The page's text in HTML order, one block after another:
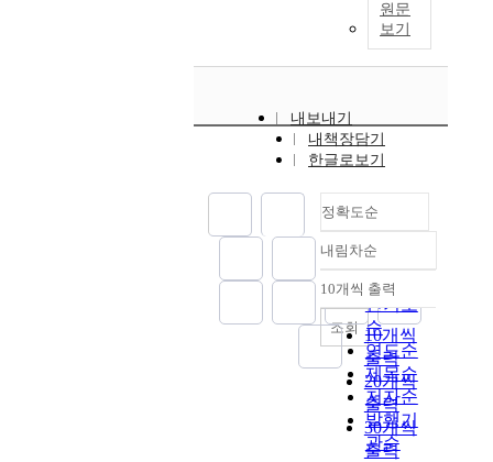
원문
보기
내보내기
내책장담기
한글로보기
정확도순
정확도
순
인기도
순
연도순
제목순
저자순
발행기
관순
내림차순
내림차순
10개씩 출력
10개씩
출력
20개씩
출력
30개씩
출력
조회